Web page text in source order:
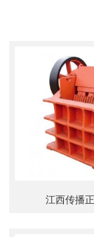
江西传播